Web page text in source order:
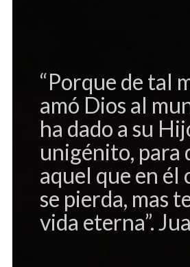
“Porque de tal
amó Dios al
ha dado a su
unigénito, para
aquel que en él
se pierda, mas
vida eterna”.